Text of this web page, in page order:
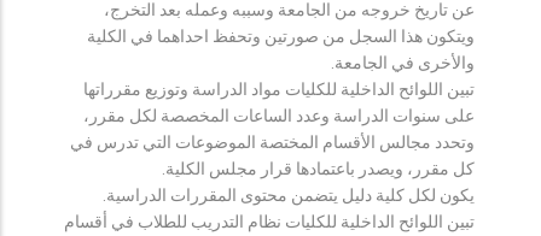
عن تاريخ خروجه من الجامعة وسببه وعمله بعد التخرج،
ويتكون هذا السجل من صورتين وتحفظ احداهما في الكلية
والأخرى في الجامعة.
تبين اللوائح الداخلية للكليات مواد الدراسة وتوزيع مقرراتها
على سنوات الدراسة وعدد الساعات المخصصة لكل مقرر،
وتحدد مجالس الأقسام المختصة الموضوعات التي تدرس في
كل مقرر، ويصدر باعتمادها قرار مجلس الكلية.
يكون لكل كلية دليل يتضمن محتوى المقررات الدراسية.
تبين اللوائح الداخلية للكليات نظام التدريب للطلاب في أقسام